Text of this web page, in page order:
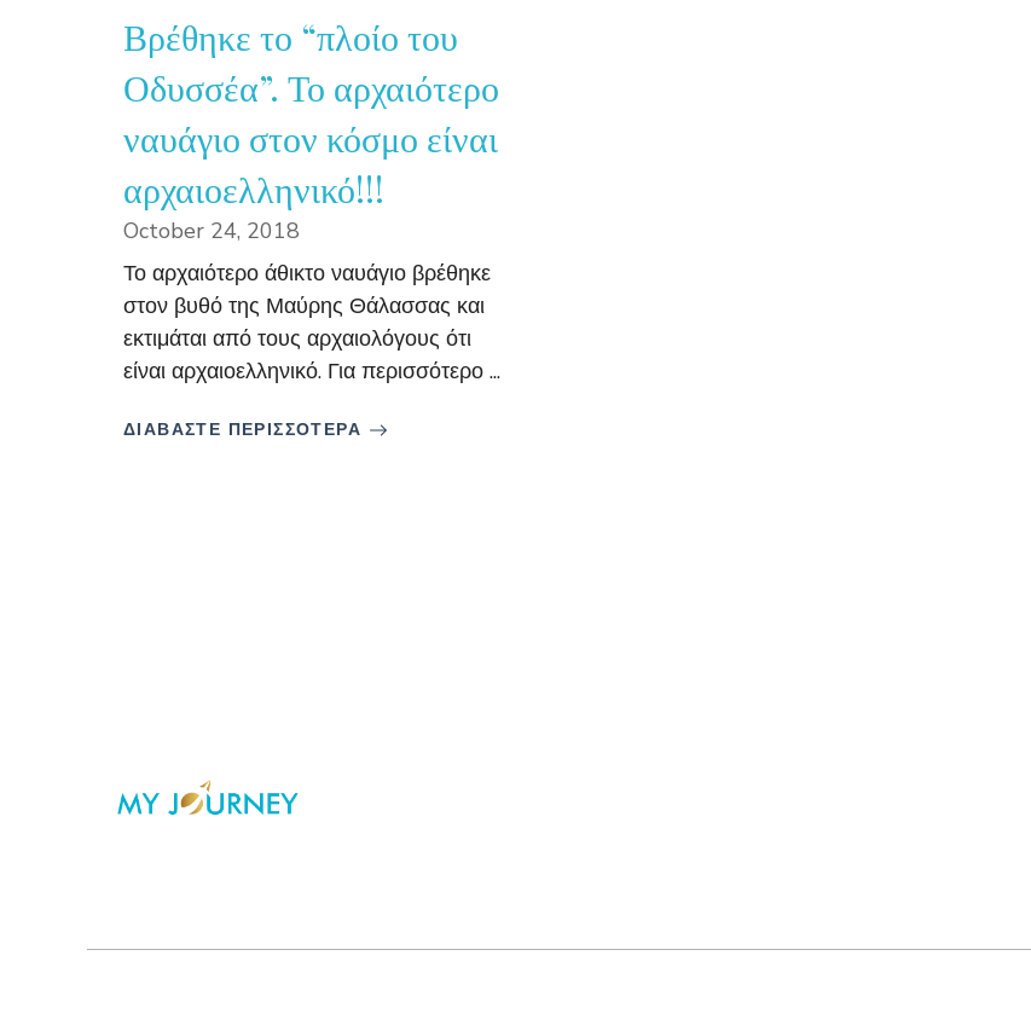
Βρέθηκε το “πλοίο του
Οδυσσέα”. Το αρχαιότερο
ναυάγιο στον κόσμο είναι
αρχαιοελληνικό!!!
October 24, 2018
Το αρχαιότερο άθικτο ναυάγιο βρέθηκε
στον βυθό της Μαύρης Θάλασσας και
εκτιμάται από τους αρχαιολόγους ότι
είναι αρχαιοελληνικό. Για περισσότερο ...
ΔΙΑΒΑΣΤΕ ΠΕΡΙΣΣΟΤΕΡΑ